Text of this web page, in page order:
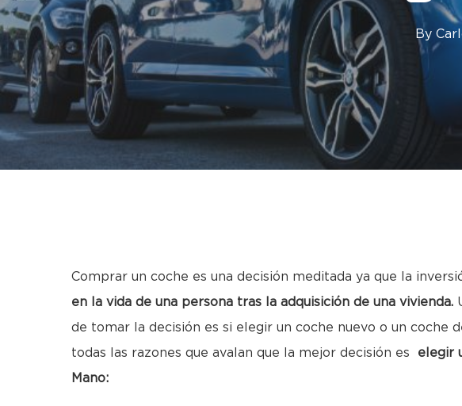
By
Comprar un coche es una decisión meditada ya que la
en la vida de una persona tras la adquisición de una vivienda.
de tomar la decisión es si elegir un coche nuevo o un coche
todas las razones que avalan que la mejor decisión es elegir
Mano: